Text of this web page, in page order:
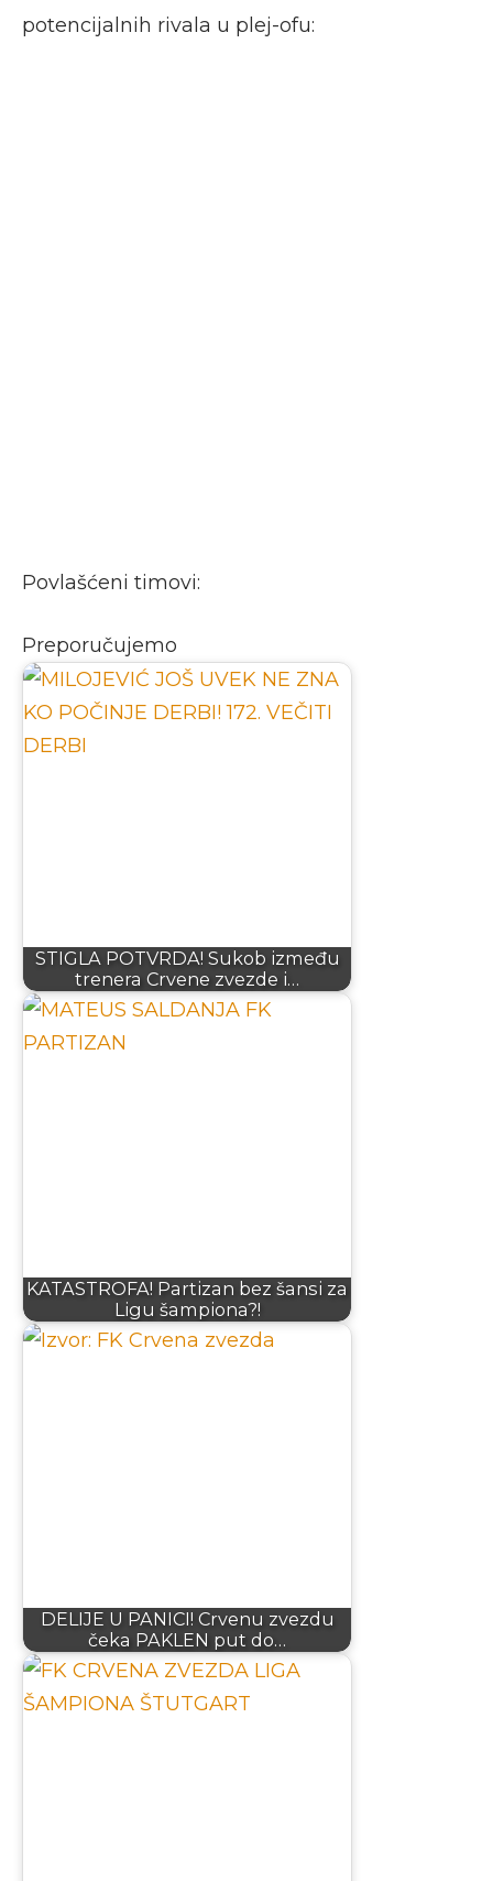
potencijalnih rivala u plej-ofu:
Povlašćeni timovi:
Preporučujemo
STIGLA POTVRDA! Sukob između
trenera Crvene zvezde i…
KATASTROFA! Partizan bez šansi za
Ligu šampiona?!
DELIJE U PANICI! Crvenu zvezdu
čeka PAKLEN put do…